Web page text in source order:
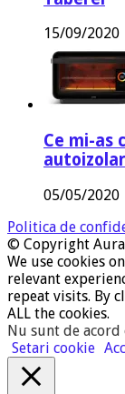
15/09/2020
Ce mi-as
05/05/2020
Politica de
© Copyright
We use cookies
relevant
repeat visits. By
ALL the cookies.
Nu sunt de
Setari cookie